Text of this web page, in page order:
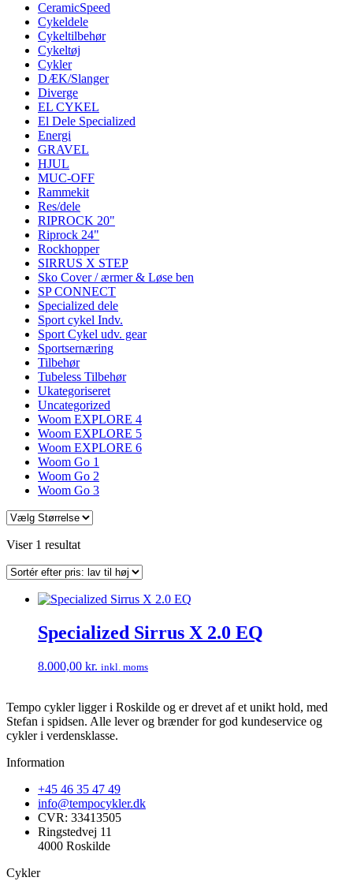
CeramicSpeed
Cykeldele
Cykeltilbehør
Cykeltøj
Cykler
DÆK/Slanger
Diverge
EL CYKEL
El Dele Specialized
Energi
GRAVEL
HJUL
MUC-OFF
Rammekit
Res/dele
RIPROCK 20"
Riprock 24"
Rockhopper
SIRRUS X STEP
Sko Cover / ærmer & Løse ben
SP CONNECT
Specialized dele
Sport cykel Indv.
Sport Cykel udv. gear
Sportsernæring
Tilbehør
Tubeless Tilbehør
Ukategoriseret
Uncategorized
Woom EXPLORE 4
Woom EXPLORE 5
Woom EXPLORE 6
Woom Go 1
Woom Go 2
Woom Go 3
Viser 1 resultat
Specialized Sirrus X 2.0 EQ
8.000,00 kr. inkl. moms
Tempo cykler ligger i Roskilde og er drevet af et unikt hold, med
Stefan i spidsen. Alle lever og brænder for god kundeservice og
cykler i verdensklasse.
Information
+45 46 35 47 49
info@tempocykler.dk
CVR: 33413505
Ringstedvej 11
4000 Roskilde
Cykler